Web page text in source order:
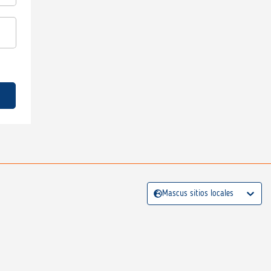
Mascus sitios locales